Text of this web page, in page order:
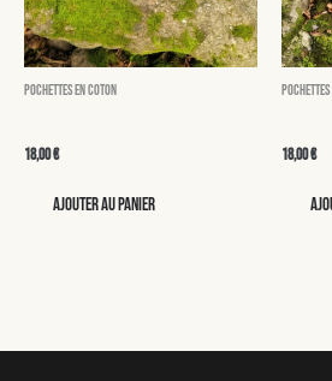
Pochettes en coton
18,00€
Ajouter au panier
18,00€